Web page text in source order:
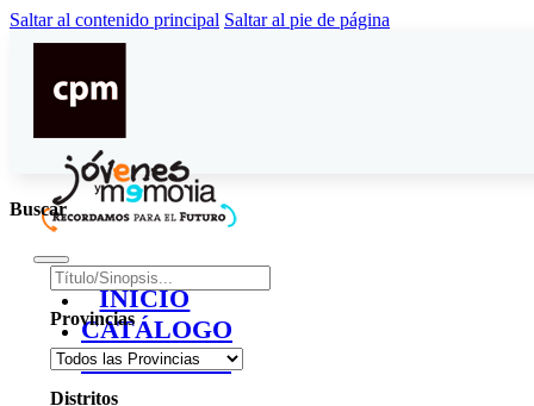
Saltar al contenido principal Saltar al pie de página
INICIO
CATÁLOGO
CONTACTO
Buscar
Provincias
Distritos